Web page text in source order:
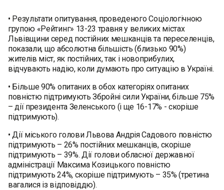
• Результати опитування, проведеного Соціологічною
групою «Рейтинг» 13-23 травня у великих містах
Львівщини серед постійних мешканців та переселенців,
показали, що абсолютна більшість (близько 90%)
жителів міст, як постійних, так і новоприбулих,
відчувають надію, коли думають про ситуацію в Україні.
• Більше 90% опитаних в обох категоріях опитаних
повністю підтримують Збройні сили України, більше 75%
– дії президента Зеленського (і ще 16-17% - скоріше
підтримують).
• Дії міського голови Львова Андрія Садового повністю
підтримують – 26% постійних мешканців, скоріше
підтримують – 39%. Дії голови обласної державної
адміністрації Максима Козицького повністю
підтримують 24%, скоріше підтримують – 35% (третина
вагалися із відповіддю).